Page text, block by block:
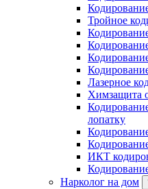
Тройное
Лазерное
Химзащита
лопатку
ИКТ
Нарколог на дом